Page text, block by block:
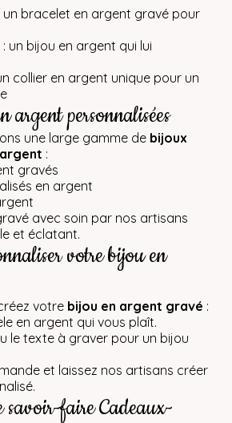
un bracelet en argent gravé pour
: un bijou en argent qui lui
collier en argent unique pour un
argent personnalisées
une large gamme de bijoux
:
gravés
en argent
avec soin par nos artisans
et éclatant.
votre bijou en
votre bijou en argent gravé :
en argent qui vous plaît.
le texte à graver pour un bijou
et laissez nos artisans créer
savoir-faire Cadeaux-